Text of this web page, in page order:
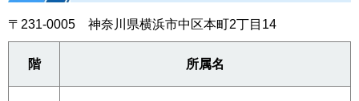
〒231-0005 神奈川県横浜市中区本町2丁目14
階 所属名